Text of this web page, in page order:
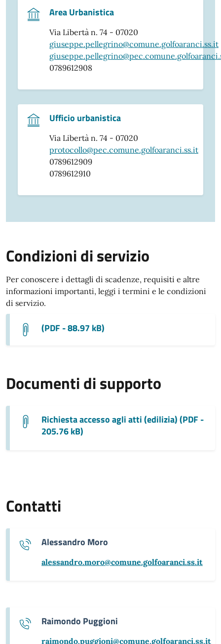
Area Urbanistica
Via Libertà n. 74 - 07020
giuseppe.pellegrino@comune.golfoaranci.ss.it
0789612908
Ufficio urbanistica
Via Libertà n. 74 - 07020
protocollo@pec.comune.golfoaranci.ss.it
0789612909
0789612910
Condizioni di servizio
Per conoscere i dettagli di scadenze, requisiti e altre
informazioni importanti, leggi i termini e le condizioni
di servizio.
(PDF - 88.97 kB)
Documenti di supporto
Richiesta accesso agli atti (edilizia) (PDF -
205.76 kB)
Contatti
Alessandro Moro
alessandro.moro@comune.golfoaranci.ss.it
Raimondo Puggioni
raimondo.puggioni@comune.golfoaranci.ss.it